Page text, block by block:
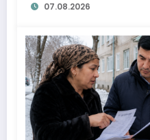
07.08.2026